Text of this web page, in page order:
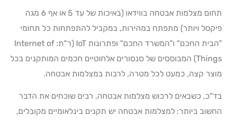
תחום מצלמות אבטחה בווידאו (באיכות של עד 5 או אף 6 מגה
פיקסל ויותר) מתפתח במהירות, במקביל להתפתחות כל תחומי
"הבית החכם" ו"המשרד החכם" ופתרונות IoT (ר"ת: Internet of
Things) המבוססים של סנסורים אלחוטיים חכמים המותקנים בכל
מוצר קצה, כמעט לכל מטרה, לרבות במצלמות אבטחה.
בד"כ, כשבאים לרכוש מצלמות אבטחה, רבים שוכחים את הדבר
החשוב ביותר: למצלמות אבטחה יש תקנים בינלאומיים מקובלים,